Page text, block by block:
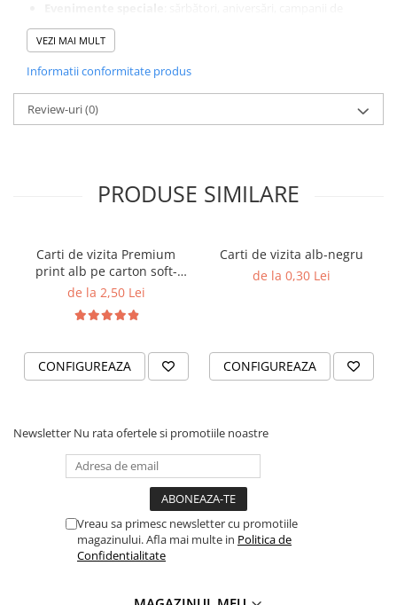
loialitate
Tipărim felicitările pe
detaliu să reflecte profesionalism și rafinament.
Cufelicitările pliate personalizate, afacerea ta va transmite nu
doar un mesaj, ci și o experiență vizuală și tactilă de neuitat.
VEZI MAI MULT
Informatii conformitate produs
Review-uri(0)
PRODUSE SIMILARE
Carti de vizita Premium
print alb pe carton soft-
touch
de la 2,50 Lei
CONFIGUREAZA
Carti de vizita alb-negru
de la 0,30 Lei
CONFIGUREAZA
Newsletter Nu rata ofertele si promotiile noastre
Vreau sa primesc newsletter cu promotiile
magazinului. Afla mai multe in Politica de
Confidentialitate